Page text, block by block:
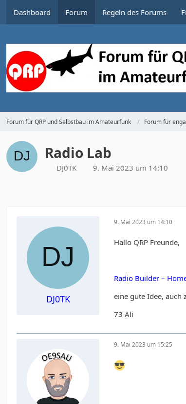
Dashboard Forum Regeln des Forums
Forum für QRP und Selbstbau im Amateurfunk Forum für
Radio Lab
DJ0TK 9. Mai 2023 um 14:10
DJ0TK
9. Mai 2023 um 14:10
Hallo QRP Freunde,
Radio Builder –
eine gute Idee, auch
73 Ali
9. Mai 2023 um 15:25